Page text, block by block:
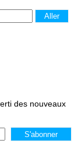
des nouveaux